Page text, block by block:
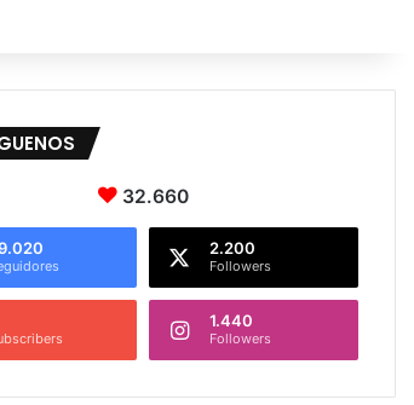
32.660
2.200
Followers
1.440
Followers